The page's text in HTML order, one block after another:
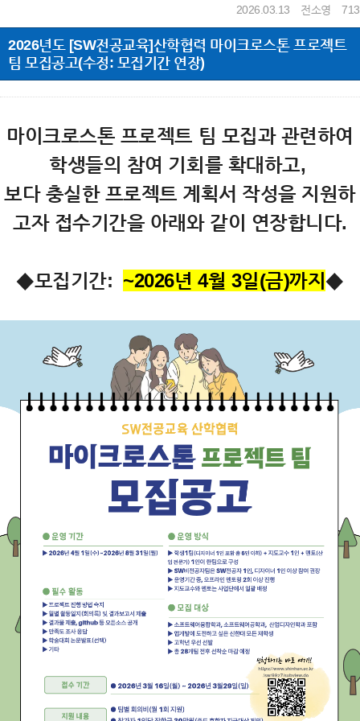
2026.03.13 전소영 713
2026년도 [SW전공교육]산학협력 마이크로스톤 프로젝트
팀 모집공고(수정: 모집기간 연장)
마이크로스톤 프로젝트 팀 모집과 관련하여
학생들의 참여 기회를 확대하고,
보다 충실한 프로젝트 계획서 작성을 지원하
고자 접수기간을 아래와 같이 연장합니다.
◆모집기간: ~2026년 4월 3일(금)까지 ◆